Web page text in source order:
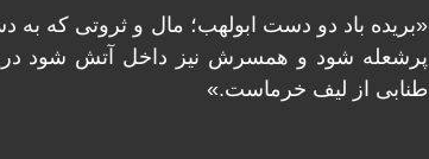
«بریده باد دو دست ابولهب؛ مال و ثروتی که
پرشعله شود و همسرش نیز داخل آتش شود
طنابی از لیف خرماست.»